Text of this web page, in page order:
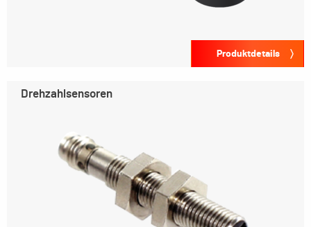
Produktdetails
Drehzahlsensoren